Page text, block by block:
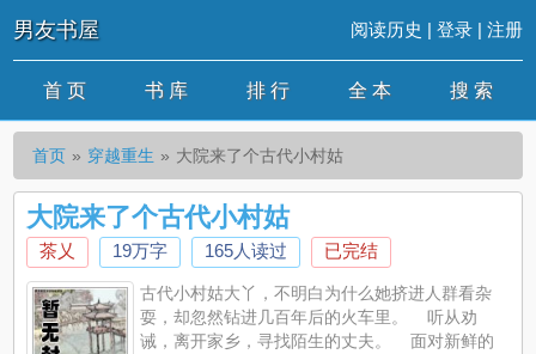
男友书屋 阅读历史 | 登录| 注册
首 页 书 库 排 行 全 本 搜 索
首页 穿越重生 大院来了个古代小村姑
大院来了个古代小村姑
茶乂 19万字 165人读过 已完结
古代小村姑大丫，不明白为什么她挤进人群看杂
耍，却忽然钻进几百年后的火车里。 听从劝
诫，离开家乡，寻找陌生的丈夫。 面对新鲜的